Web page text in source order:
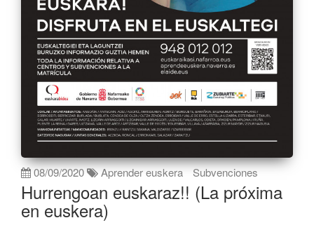
08/09/2020 Aprender euskera Subvenciones
Hurrengoan euskaraz!! (La próxima
en euskera)